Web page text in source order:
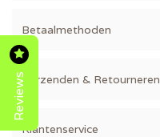
Betaalmethoden
Verzenden & Retourneren
Klantenservice
Reviews